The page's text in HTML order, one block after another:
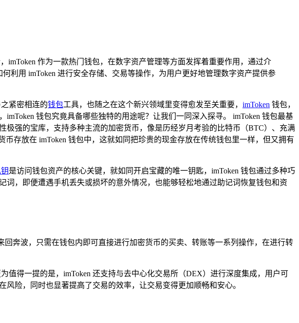
imToken 作为一款热门钱包，在数字资产管理等方面发挥着重要作用，通过介
利用 imToken 进行安全存储、交易等操作，为用户更好地管理数字资产提供参
紧密相连的钱包工具，也随之在这个新兴领域里变得愈发至关重要， imToken 钱包，
钱包究竟具备哪些独特的用途呢？让我们一同深入探寻。 imToken 钱包最基
强的宝库，支持多种主流的加密货币，像是历经岁月考验的比特币（BTC）、充满
存放在 imToken 钱包中，这就如同把珍贵的现金存放在传统钱包里一样，但又拥有
是访问钱包资产的核心关键，就如同开启宝藏的唯一钥匙，imToken 钱包通过多种巧
，即便遭遇手机丢失或损坏的意外情况，也能够轻松地通过助记词恢复钱包和资
奔波，只需在钱包内即可直接进行加密货币的买卖、转账等一系列操作，在进行转
得一提的是，imToken 还支持与去中心化交易所（DEX）进行深度集成，用户可
险，同时也显著提高了交易的效率，让交易变得更加顺畅和安心。